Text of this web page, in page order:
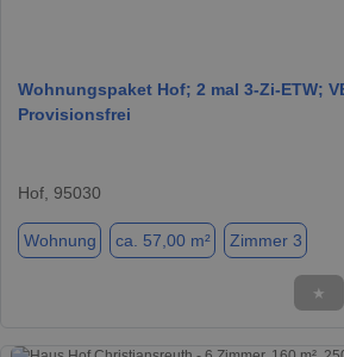
Wohnungspaket Hof; 2 mal 3-Zi-ETW;
Provisionsfrei
Hof, 95030
Wohnung ca. 57,00 m² Zimmer 3
★